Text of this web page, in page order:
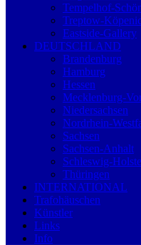
Tempelhof-
Treptow-
Eastside-Gallery
DEUTSCHLAND
Brandenburg
Hamburg
Hessen
Mecklenburg-
Niedersachsen
Nordrhein-
Sachsen
Sachsen-Anhalt
Schleswig-
Thüringen
INTERNATIONAL
Trafohäuschen
Künstler
Links
Info